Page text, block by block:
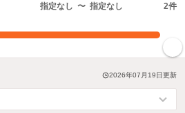
指定なし 〜 指定なし 2件
2026年07月19日更新